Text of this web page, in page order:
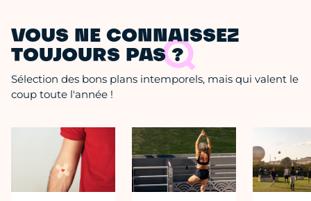
VOUS NE CONNAISSEZ
TOUJOURS PAS ?
Sélection des bons plans intemporels, mais qui valent le
coup toute l'année !